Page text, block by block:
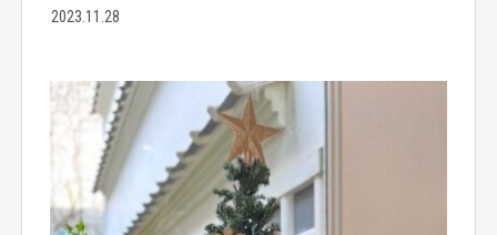
2023.11.28